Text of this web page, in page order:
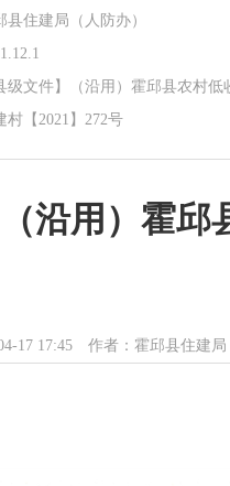
县住建局（人防办）
级文件】（沿用）霍邱县农村
村【2021】272号
（沿用）霍
17 17:45 作者：霍邱县住建局